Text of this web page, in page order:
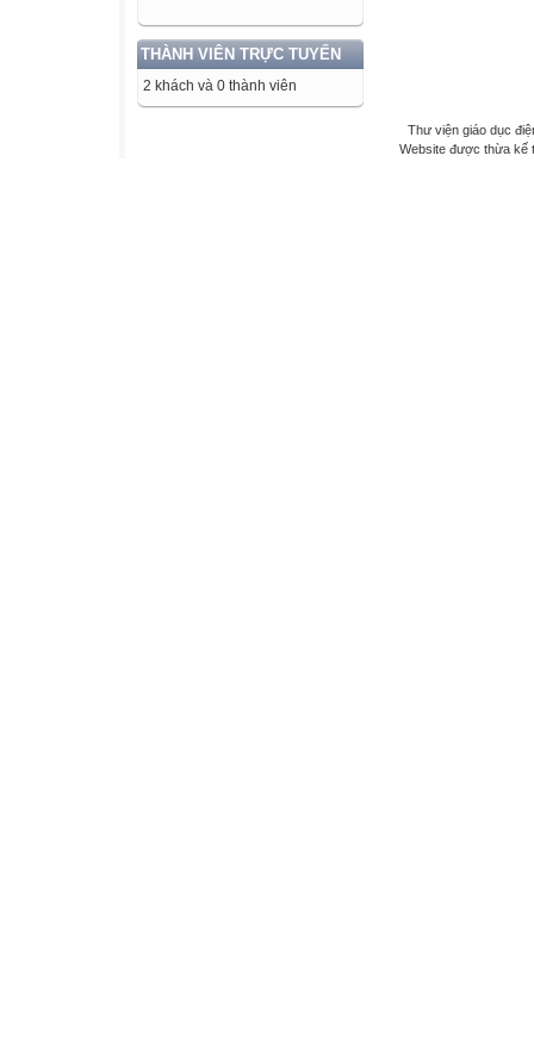
THÀNH VIÊN TRỰC TUYẾN
2 khách và 0 thành viên
Thư viện giáo dục
Website được thừa kế